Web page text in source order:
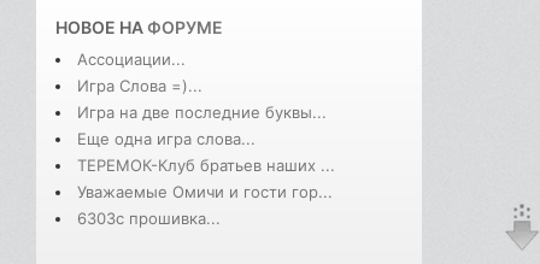
НОВОЕ НАФОРУМЕ
Ассоциации...
Игра Слова =)...
Игра на две последние буквы...
Еще одна игра слова...
ТЕРЕМОК-Клуб братьев наших ...
Уважаемые Омичи и гости гор...
6303с прошивка...